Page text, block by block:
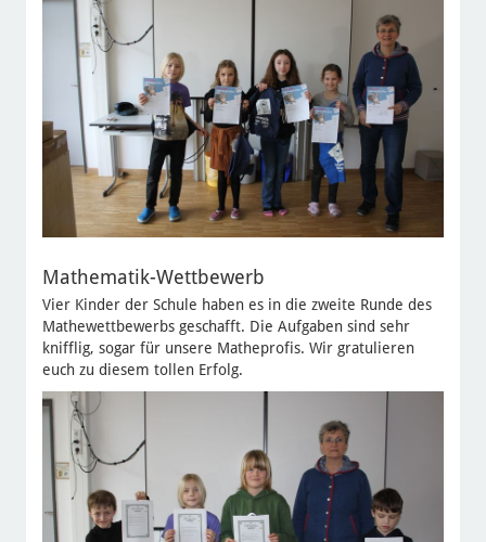
Mathematik-Wettbewerb
Vier Kinder der Schule haben es in die zweite Runde des
Mathewettbewerbs geschafft. Die Aufgaben sind sehr
knifflig, sogar für unsere Matheprofis. Wir gratulieren
euch zu diesem tollen Erfolg.